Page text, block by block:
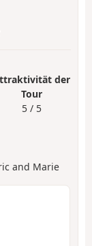
der
Tour
5 / 5
and Marie